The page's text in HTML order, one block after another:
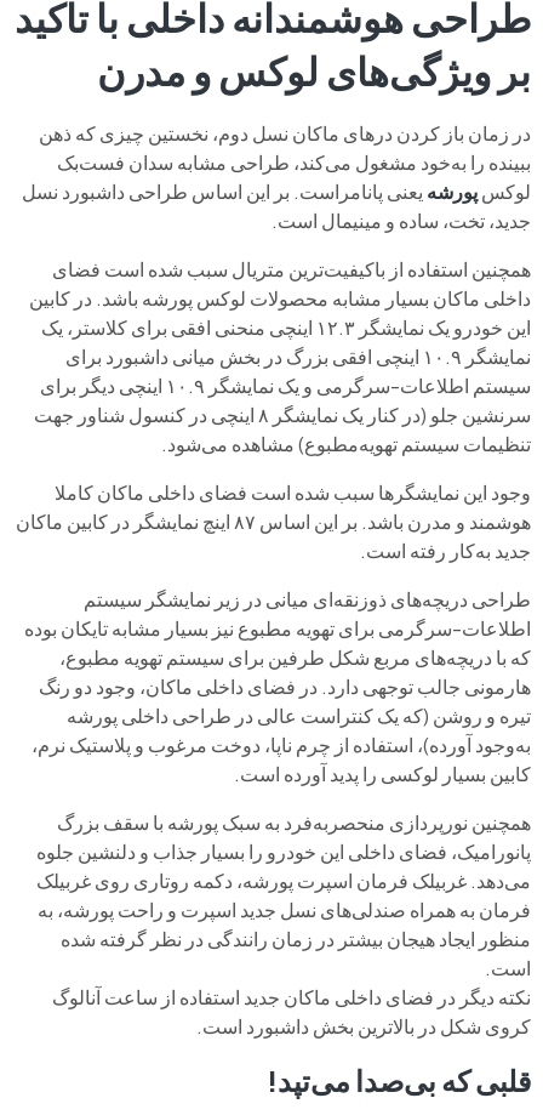
طراحی هوشمندانه داخلی با تاکید
بر ویژگی‌های لوکس و مدرن
در زمان باز کردن درهای ماکان نسل دوم، نخستین چیزی که ذهن
ببینده را به‌خود مشغول می‌کند، طراحی مشابه سدان فست‌بک
لوکسپورشه یعنی پانامراست. بر این اساس طراحی داشبورد نسل
جدید، تخت، ساده و مینیمال است.
همچنین استفاده از باکیفیت‌ترین متریال سبب شده است فضای
داخلی ماکان بسیار مشابه محصولات لوکس پورشه باشد. در کابین
این خودرو یک نمایشگر ۱۲.۳ اینچی منحنی افقی برای کلاستر، یک
نمایشگر ۱۰.۹ اینچی افقی بزرگ در بخش میانی داشبورد برای
سیستم اطلاعات-سرگرمی و یک نمایشگر ۱۰.۹ اینچی دیگر برای
سرنشین جلو (در کنار یک نمایشگر ۸ اینچی در کنسول شناور جهت
تنظیمات سیستم تهویه‌مطبوع) مشاهده می‌شود.
وجود این نمایشگرها سبب شده است فضای داخلی ماکان کاملا
هوشمند و مدرن باشد. بر این اساس ۸۷ اینچ نمایشگر در کابین ماکان
جدید به‌کار رفته است.
طراحی دریچه‌های ذوزنقه‌ای میانی در زیر نمایشگر سیستم
اطلاعات-سرگرمی برای تهویه‌ مطبوع نیز بسیار مشابه تایکان بوده
که با دریچه‌های مربع‌ شکل طرفین برای سیستم تهویه‌ مطبوع،
هارمونی جالب توجهی دارد. در فضای داخلی ماکان، وجود دو رنگ
تیره و روشن (که یک کنتراست عالی در طراحی داخلی پورشه
به‌وجود آورده)، استفاده از چرم ناپا، دوخت مرغوب و پلاستیک نرم،
کابین بسیار لوکسی را پدید آورده است.
همچنین نورپردازی منحصربه‌فرد به‌ سبک پورشه با سقف بزرگ
پانورامیک، فضای داخلی این خودرو را بسیار جذاب و دلنشین جلوه
می‌دهد. غربیلک‌ فرمان اسپرت پورشه، دکمه روتاری روی غربیلک‌
فرمان به‌ همراه صندلی‌های نسل جدید اسپرت و راحت پورشه، به‌
منظور ایجاد هیجان بیشتر در زمان رانندگی در نظر گرفته شده
است.
نکته دیگر در فضای داخلی ماکان جدید استفاده از ساعت آنالوگ
کروی‌ شکل در بالاترین بخش داشبورد است.
قلبی که بی‌صدا می‌تپد!